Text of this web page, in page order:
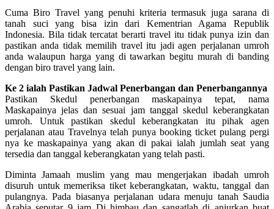
Cuma Biro Travel yang penuhi kriteria termasuk juga sarana di
tanah suci yang bisa izin dari Kementrian Agama Republik
Indonesia. Bila tidak tercatat berarti travel itu tidak punya izin dan
pastikan anda tidak memilih travel itu jadi agen perjalanan umroh
anda walaupun harga yang di tawarkan begitu murah di banding
dengan biro travel yang lain.
Ke 2 ialah Pastikan Jadwal Penerbangan dan Penerbangannya
Pastikan Skedul penerbangan maskapainya tepat, nama
Maskapainya jelas dan sesuai jam tanggal skedul keberangkatan
umroh. Untuk pastikan skedul keberangkatan itu pihak agen
perjalanan atau Travelnya telah punya booking ticket pulang pergi
nya ke maskapainya yang akan di pakai ialah jumlah seat yang
tersedia dan tanggal keberangkatan yang telah pasti.
Diminta Jamaah muslim yang mau mengerjakan ibadah umroh
disuruh untuk memeriksa tiket keberangkatan, waktu, tanggal dan
pulangnya. Pada biasanya perjalanan udara menuju tanah Saudia